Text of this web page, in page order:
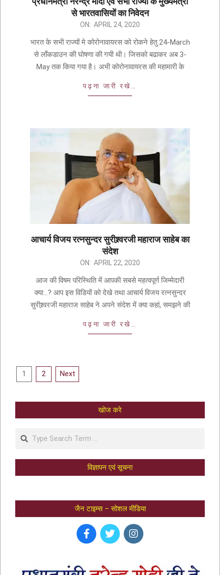
से भारतवासियों का निवेदन
ON: APRIL 24, 2020
भारत के सभी राज्यों मे कोरोनावायरस को रोकने हेतु 24-March
से लाँकडाउन की घोषणा की गयी थी। जिसको बढाकर अब 3-
May तक किया गया है। अभी कोरोनावायरस की महामारी के
पढ़ना जारी रखे…
आचार्य विजय रत्नसुन्दर सुरीश्र्वरजी महाराज साहेब का
संदेश
ON: APRIL 22, 2020
आज की विषम परिस्थिति में आपकी सबसे महत्वपूर्ण जिम्मेदारी
क्या…? आप इस विडियों को देखे तथा आचार्य विजय रत्नसुन्दर
सुरीश्र्वरजी महाराज साहेब ने अपने संदेश में क्या कहां, समझने की
पढ़ना जारी रखे…
1 2 Next
खोज करे
विज्ञापन एवं सूचना
भक्तामर स्तोत्र – BHAKTAMAR STOTRA –
जैन टाइम्स – सोशल मीडिया